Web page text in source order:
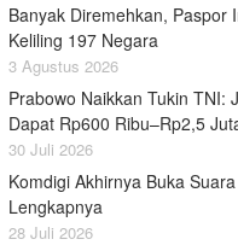
Banyak Diremehkan, Paspor
Keliling 197 Negara
3 Agustus 2026
Prabowo Naikkan Tukin TNI:
Dapat Rp600 Ribu–Rp2,5
30 Juli 2026
Komdigi Akhirnya Buka
Lengkapnya
28 Juli 2026